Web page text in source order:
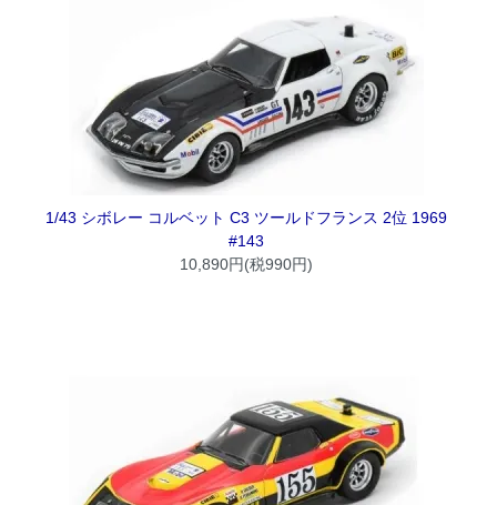
1/43 シボレー コルベット C3 ツールドフランス 2位 1969
#143
10,890円(税990円)